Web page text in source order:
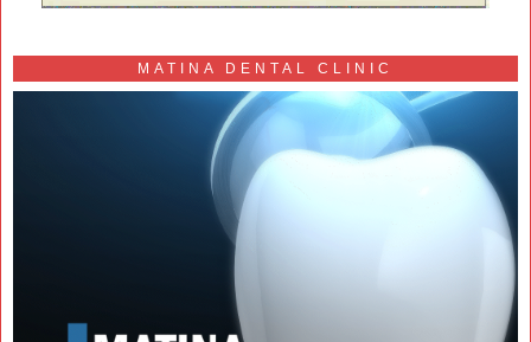
MATINA DENTAL CLINIC